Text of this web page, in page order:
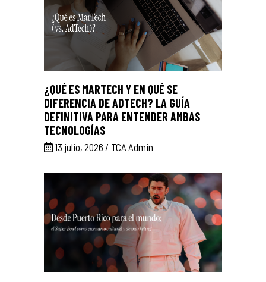
¿QUÉ ES MARTECH Y EN QUÉ SE
DIFERENCIA DE ADTECH? LA GUÍA
DEFINITIVA PARA ENTENDER AMBAS
TECNOLOGÍAS
13 julio, 2026 TCA Admin